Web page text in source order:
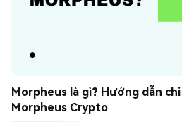
Morpheus là gì? Hướng dẫn
Morpheus Crypto